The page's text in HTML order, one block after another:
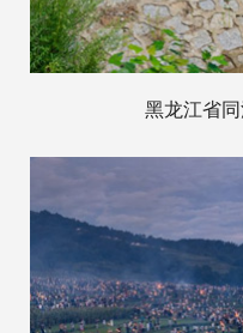
黑龙江省